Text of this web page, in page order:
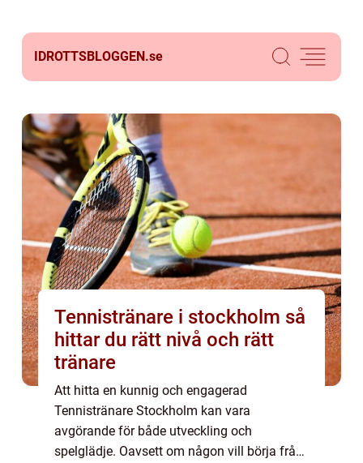
IDROTTSBLOGGEN.se
Tennistränare i stockholm så
hittar du rätt nivå och rätt
tränare
Att hitta en kunnig och engagerad
Tennistränare Stockholm kan vara
avgörande för både utveckling och
spelglädje. Oavsett om någon vill börja från